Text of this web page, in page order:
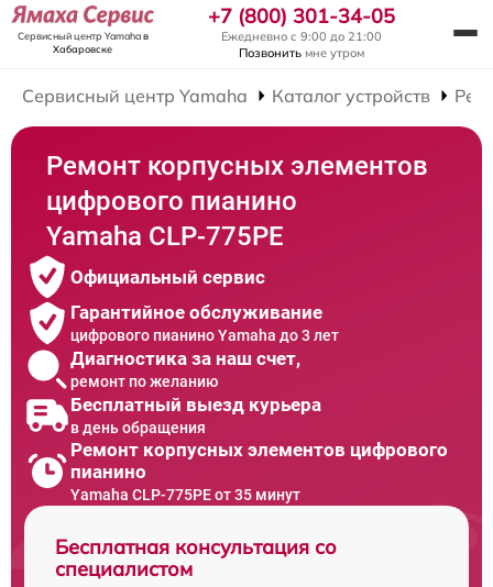
Сервисный центр Yamahaв
Хабаровске
+7 (800) 301-34-05
Ежедневно с 9:00 до 21:00
Позвонить мне утром
Сервисный центр Yamaha Каталог устройств
Ремонт корпусных элементов
цифрового пианино
Yamaha CLP-775PE
Официальный сервис
Гарантийное обслуживание
цифрового пианино Yamaha до 3 лет
Диагностика за наш счет,
ремонт по желанию
Бесплатный выезд курьера
в день обращения
Ремонт корпусных элементов цифрового
пианино
Yamaha CLP-775PE от 35 минут
Бесплатная консультация со
специалистом